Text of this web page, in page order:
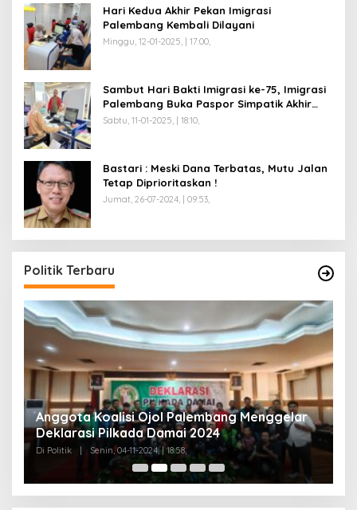
Hari Kedua Akhir Pekan Imigrasi
Palembang Kembali Dilayani
Minggu, 12-01-2025, | 17:00,
Sambut Hari Bakti Imigrasi ke-75, Imigrasi
Palembang Buka Paspor Simpatik Akhir
Pekan
Sabtu, 11-01-2025, | 18:10,
Bastari : Meski Dana Terbatas, Mutu Jalan
Tetap Diprioritaskan !
Jumat, 26-07-2024, | 09:53,
Politik Terbaru
Anggota Koalisi Ojol Palembang Menggelar
Deklarasi Pilkada Damai 2024
Di Politik Senin, 04-11-2024, | 18:58,